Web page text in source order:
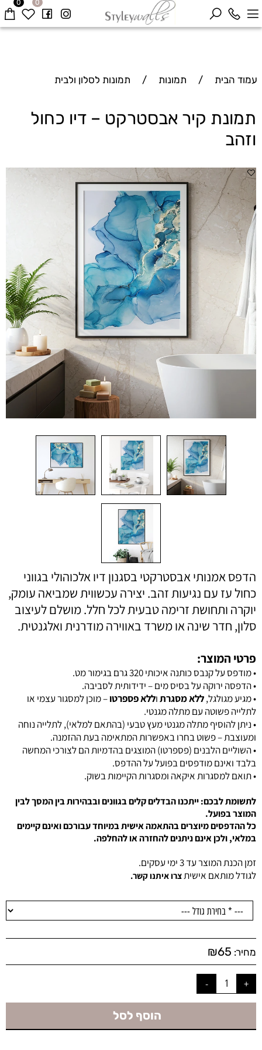
0 0
עמוד הבית / תמונות / תמונות לסלון ולבית
תמונת קיר אבסטרקט – דיו כחול
וזהב
הדפס אמנותי אבסטרקטי בסגנון דיו אלכוהולי בגווני
כחול עז עם נגיעות זהב. יצירה עכשווית שמביאה עומק,
יוקרה ותחושת זרימה טבעית לכל חלל. מושלם לעיצוב
סלון, חדר שינה או משרד באווירה מודרנית ואלגנטית.
פרטי המוצר:
• מודפס על קנבס כותנה איכותי 320 גרם בגימור מט.
• הדפסה ירוקה על בסיס מים – ידידותית לסביבה.
• מגיע מגולגל,ללא מסגרתוללא פספרטו– מוכן למסגור עצמי או
לתלייה פשוטה עם מתלה מגנטי.
•ניתן להוסיף מתלה מגנטי מעץ טבעי (בהתאם למלאי), לתלייה נוחה
ומעוצבת – פשוט בחרו באפשרות המתאימה בעת ההזמנה.
• השוליים הלבנים (פספרטו) המוצגים בהדמיות הם לצורכי המחשה
בלבד ואינם מודפסים בפועל על ההדפס.
• תואםלמסגרות איקאה ומסגרות הקיימות בשוק.
לתשומת לבכם: ייתכנו הבדלים קלים בגוונים ובבהירות בין המסך לבין
המוצר בפועל.
כל ההדפסים מיוצרים בהתאמה אישית במיוחד עבורכם ואינם קיימים
במלאי, ולכן אינם ניתנים להחזרה או להחלפה.
זמן הכנת המוצר עד 3 ימי עסקים.
לגודל מותאם אישיתצרו איתנו קשר.
מחיר: ₪65
הוסף לסל